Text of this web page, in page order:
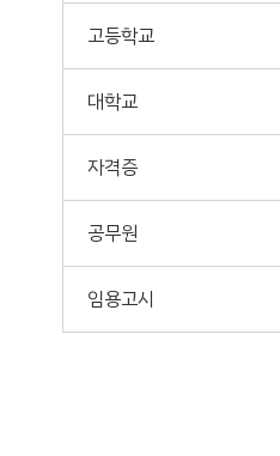
고등학교
대학교
자격증
공무원
임용고시